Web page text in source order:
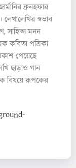
ফ্রনহফার
স্বভাব
সাহিত্য মনন
কবিতা পত্রিকা
পেয়েছে
ছাড়াও গান
বিষয়ে রূপকের